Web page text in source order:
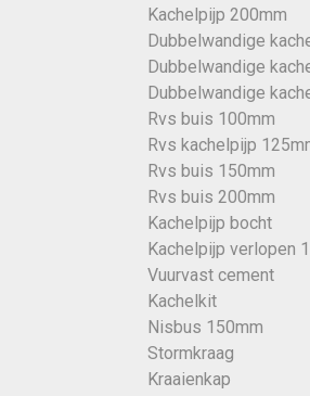
Kachelpijp 200mm
Dubbelwandige
Dubbelwandige
Dubbelwandige
Rvs buis 100mm
Rvs kachelpijp
Rvs buis 150mm
Rvs buis 200mm
Kachelpijp bocht
Kachelpijp verlopen
Vuurvast cement
Kachelkit
Nisbus 150mm
Stormkraag
Kraaienkap